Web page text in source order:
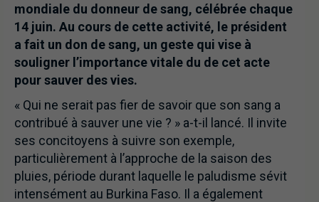
mondiale du donneur de sang, célébrée chaque
14 juin. Au cours de cette activité, le président
a fait un don de sang, un geste qui vise à
souligner l’importance vitale du de cet acte
pour sauver des vies.
« Qui ne serait pas fier de savoir que son sang a
contribué à sauver une vie ? » a-t-il lancé. Il invite
ses concitoyens à suivre son exemple,
particulièrement à l’approche de la saison des
pluies, période durant laquelle le paludisme sévit
intensément au Burkina Faso. Il a également